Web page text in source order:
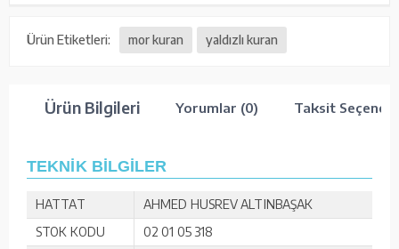
Ürün Etiketleri: mor kuran yaldızlı kuran
Ürün Bilgileri Yorumlar (0) Taksit
TEKNİK BİLGİLER
HATTAT
AHMED HUSREV ALTINBAŞAK
STOK KODU
02 01 05 318